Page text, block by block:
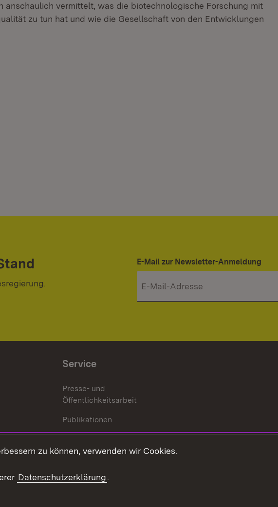
anschaulich vermittelt, was die biotechnologische Forschung mit
zu tun hat und wie die Gesellschaft von den Entwicklungen
E-Mail zur Newsletter-Anmeldung
Service
Presse- und
Öffentlichkeitsarbeit
Publikationen
Mediathek
Ausschreibungen
zu können, verwenden wir Cookies.
Datenschutzerklärung.